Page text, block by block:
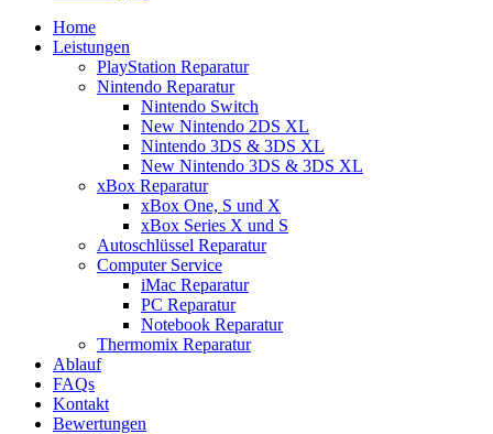
Home
Leistungen
PlayStation Reparatur
Nintendo Reparatur
Nintendo Switch
New Nintendo 2DS XL
Nintendo 3DS & 3DS XL
New Nintendo 3DS & 3DS XL
xBox Reparatur
xBox One, S und X
xBox Series X und S
Autoschlüssel Reparatur
Computer Service
iMac Reparatur
PC Reparatur
Notebook Reparatur
Thermomix Reparatur
Ablauf
FAQs
Kontakt
Bewertungen